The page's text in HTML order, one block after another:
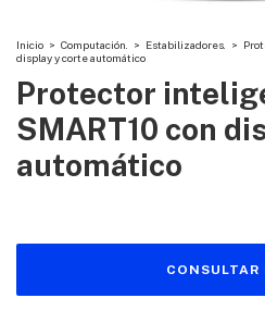
Inicio > Computación. > Estabilizadores. >
display y corte automático
Protector
SMART10 con
automático